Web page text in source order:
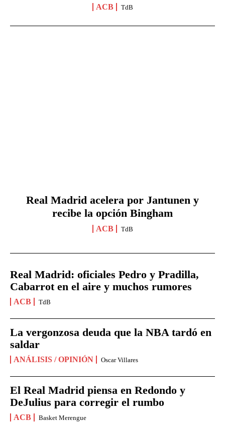
ACB TdB
Real Madrid acelera por Jantunen y
recibe la opción Bingham
ACB TdB
Real Madrid: oficiales Pedro y Pradilla,
Cabarrot en el aire y muchos rumores
ACB TdB
La vergonzosa deuda que la NBA tardó en
saldar
ANÁLISIS / OPINIÓN Oscar Villares
El Real Madrid piensa en Redondo y
DeJulius para corregir el rumbo
ACB Basket Merengue